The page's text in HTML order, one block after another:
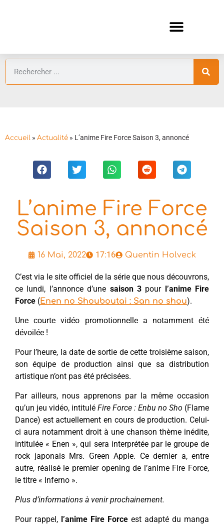
Accueil » Actualité » L’anime Fire Force Saison 3, annoncé
L’anime Fire Force
Saison 3, annoncé
16 Mai, 2022 17:16 Quentin Holveck
C’est via le site officiel de la série que nous découvrons,
ce lundi, l’annonce d’une saison 3pour l’anime Fire
Force (Enen no Shouboutai : San no shou).
Une courte vidéo promotionnelle a notamment été
dévoilée !
Pour l’heure, la date de sortie de cette troisième saison,
son équipe de production ainsi que sa distribution
artistique n’ont pas été précisées.
Par ailleurs, nous apprenons par la même occasion
qu’un jeu vidéo, intitulé Fire Force : Enbu no Sho (Flame
Dance) est actuellement en cours de production. Celui-
ci aura notamment droit à une chanson thème inédite,
intitulée « Enen », qui sera interprétée par le groupe de
rock japonais Mrs. Green Apple. Ce dernier a, entre
autre, réalisé le premier opening de l’anime Fire Force,
le titre « Inferno ».
Plus d’informations à venir prochainement.
Pour rappel, l’anime Fire Force est adapté du manga